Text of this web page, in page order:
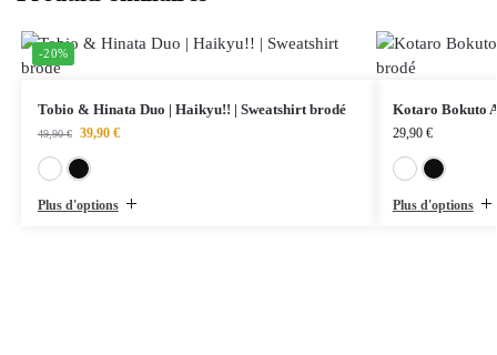
-20%
Tobio & Hinata Duo | Haikyu!! | Sweatshirt brodé
49,90€ 39,90 €
Plus d'options
Kotaro Bokuto
29,90 €
Plus d'options